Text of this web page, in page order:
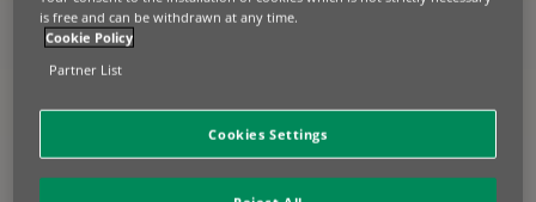
En 2009, il est nommé Deputy CFO et s’occupe de la fusion avec BNL
et Fortis pour le département Finance. En 2012, il devient directeur
financier de la branche italienne de BNP Paribas Leasing Solutions et
membre du comité exécutif local. En 2017, il est nommé responsable
Mirco Fusari est diplômé en économie de l’Université de Bologne.
is free and can be withdrawn at any time.
Cookie Policy
Partner List
Cookies Settings